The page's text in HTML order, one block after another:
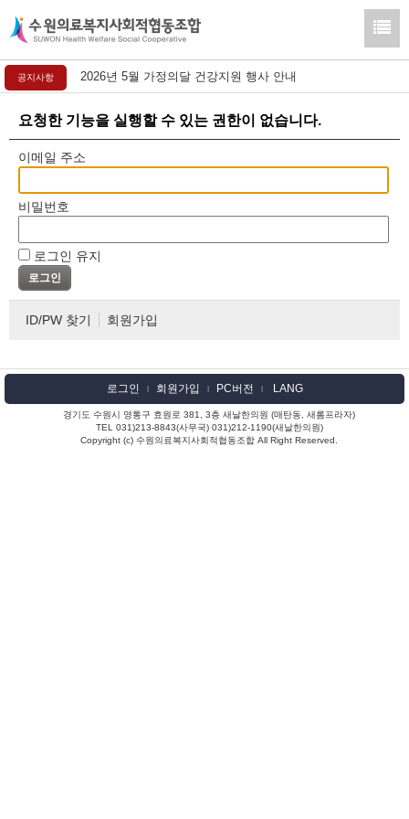
공지사항 2026년 5월 가정의달 건강지원 행사 안내
요청한 기능을 실행할 수 있는 권한이 없습니다.
이메일 주소
비밀번호
로그인 유지
ID/PW 찾기 회원가입
로그인 l 회원가입 l PC버전 l LANG
경기도 수원시 영통구 효원로 381, 3층 새날한의원 (매탄동, 새롬프라자)
TEL 031)213-8843(사무국) 031)212-1190(새날한의원)
Copyright (c) 수원의료복지사회적협동조합 All Right Reserved.